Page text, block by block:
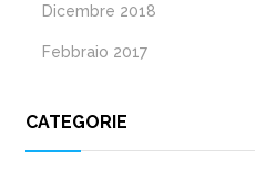
Dicembre 2018
Febbraio 2017
CATEGORIE